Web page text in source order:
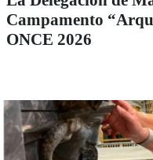
Campamento
ONCE 2026